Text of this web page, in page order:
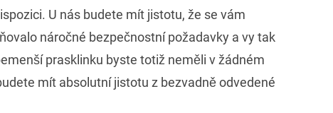
U nás budete mít jistotu, že se vám
náročné bezpečnostní požadavky a vy tak
prasklinku byste totiž neměli v žádném
mít absolutní jistotu z bezvadně odvedené